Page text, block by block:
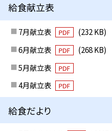
給食献立表
7月献立表 PDF
(232 KB)
6月献立表
PDF
(268 KB)
5月献立表
PDF
4月献立表 PDF
給食だより